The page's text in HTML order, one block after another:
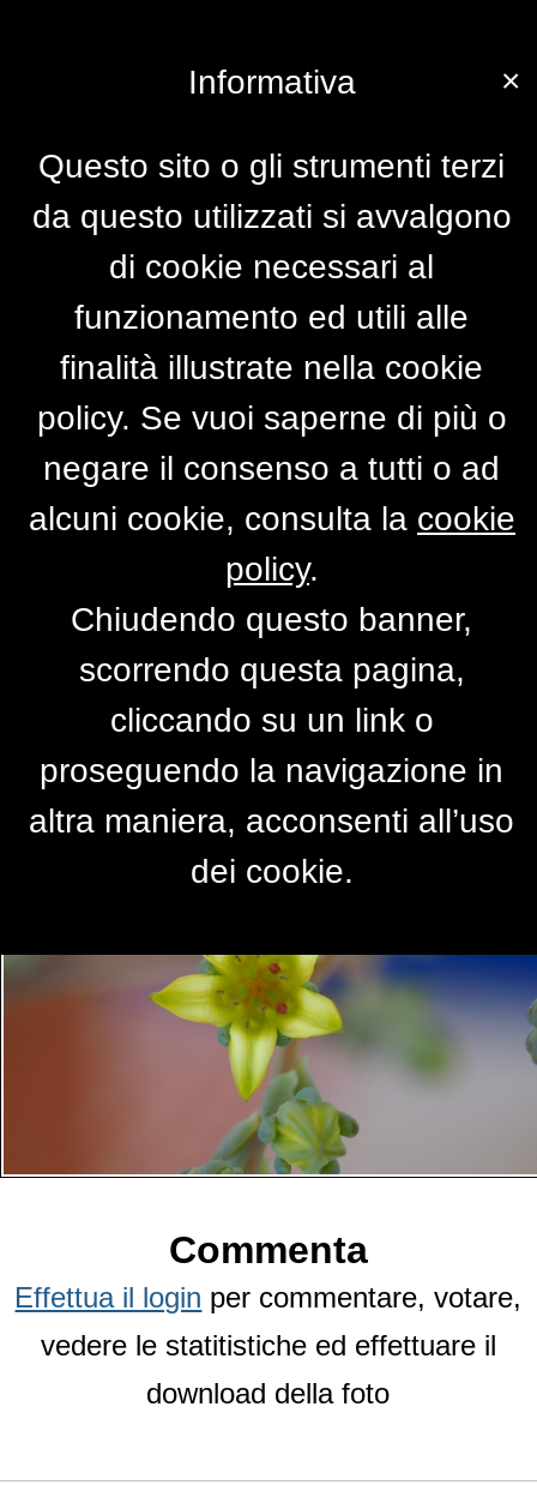
Fiore a forma di stella
digdf
Commenta
Effettua il login per commentare, votare,
vedere le statitistiche ed effettuare il
download della foto
×
Informativa
Questo sito o gli strumenti terzi
da questo utilizzati si avvalgono
di cookie necessari al
funzionamento ed utili alle
finalità illustrate nella cookie
policy. Se vuoi saperne di più o
negare il consenso a tutti o ad
alcuni cookie, consulta la cookie
policy.
Chiudendo questo banner,
scorrendo questa pagina,
cliccando su un link o
proseguendo la navigazione in
altra maniera, acconsenti all’uso
dei cookie.